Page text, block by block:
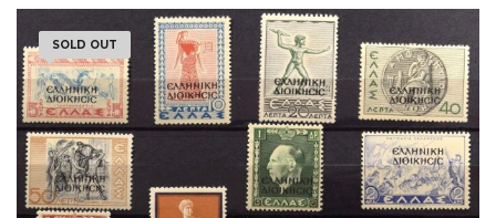
SOLD OUT